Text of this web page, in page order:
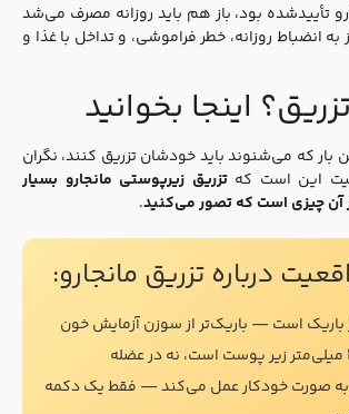
تأییدشده بود، باز هم باید روزانه مصرف می‌شد
انضباط روزانه، خطر فراموشی، و تداخل با غذا و
اینجا بخوانید
بار که می‌شنوند باید خودشان تزریق کنند، نگران
این است کهتزریق زیرپوستی مانجارو بسیار
آن چیزی است که تصور می‌کنید.
درباره تزریق مانجارو:
است — باریک‌تر از سوزن آزمایش خون
صورت خودکار عمل می‌کند — فقط یک دکمه